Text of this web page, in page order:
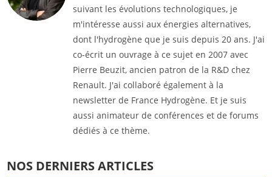
suivant les évolutions technologiques, je
m'intéresse aussi aux énergies alternatives,
dont l'hydrogène que je suis depuis 20 ans. J'ai
co-écrit un ouvrage à ce sujet en 2007 avec
Pierre Beuzit, ancien patron de la R&D chez
Renault. J'ai collaboré également à la
newsletter de France Hydrogène. Et je suis
aussi animateur de conférences et de forums
dédiés à ce thème.
NOS DERNIERS ARTICLES